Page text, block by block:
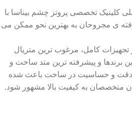
کلینیک تخصصی پروتز چشم بیناسا با
ی مجروحان به بهترین نحو ممکن می
تجهیزات کامل، مرغوب ترین متریال
برندها و پیشرفته ترین متد ساخت و
دقت و حساسیت در ساخت باعث شده
متخصصان به کیفیت بالا مشهور شود.